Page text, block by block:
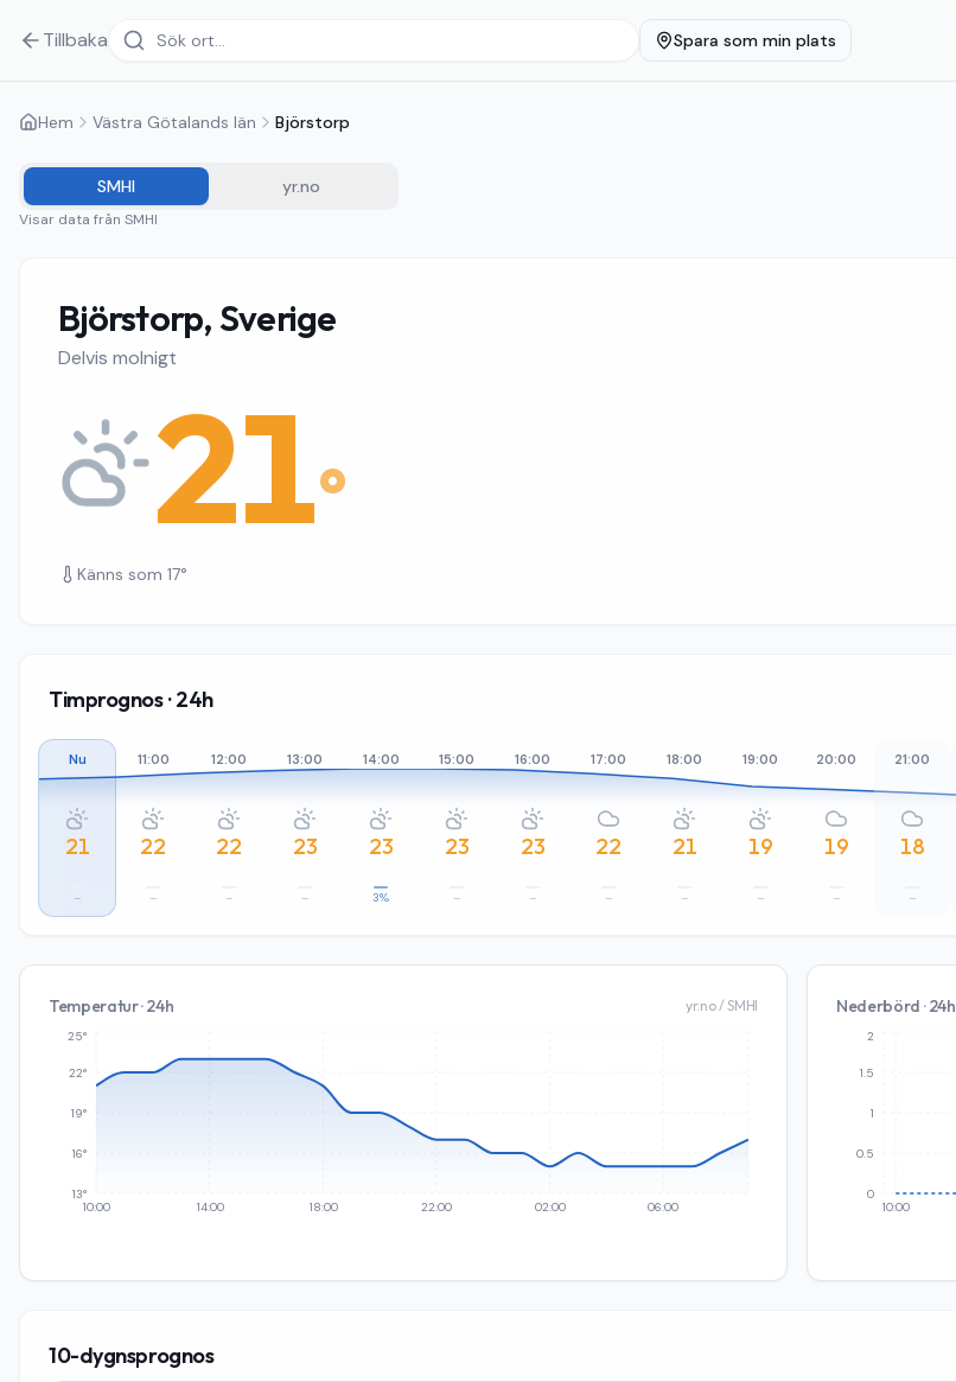
Tillbaka Spara som min plats
Hem Västra Götalands län Björstorp
SMHI yr.no
Visar data från SMHI
Björstorp, Sverige
Delvis molnigt
21°
Känns som 17°
Timprognos · 24h
Nu
21
–
11:00
22
–
12:00
22
–
13:00
23
–
14:00
23
3%
15:00
23
–
16:00
23
–
17:00
22
–
18:00
21
–
19:00
19
–
20:00
19
–
21:00
18
–
Temperatur · 24h yr.no / SMHI
10:00 14:00 18:00 22:00 02:00 06:00
13°
16°
19°
22°
25°
Nederbörd · 24h
10:00
0
0.5
1
1.5
2
10-dygnsprognos